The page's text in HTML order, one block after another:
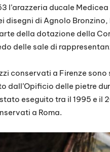
l’arazzeria ducale
disegni di Agnolo
della dotazione della
delle sale di
conservati a Firenze
dall’Opificio delle pietre
eseguito tra il 1995 e il
a Roma.